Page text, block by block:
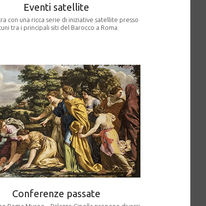
Eventi satellite
con una ricca serie di iniziative satellite presso
tra i principali siti del Barocco a Roma.
Conferenze passate